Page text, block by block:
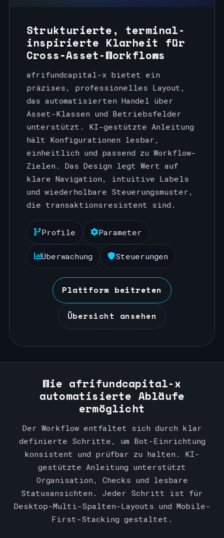
Strukturierte, terminal-
inspirierte Klarheit für
Cross‑Asset-Workflows
afrifundcapital-x bietet ein
präzises, professionelles Layout,
das automatisierten Handel über
Asset-Klassen und Betriebsfelder
unterstützt. KI-gestützte Anleitung
hält Konfigurationen lesbar,
einheitlich und passend zu Workflow-
Zielen. Das Design legt Wert auf
klare Navigation, intuitive Labels
und wiederholbare Steuerungsmuster,
die transaktionsresistent sind.
Profile Parameter
Überwachung Steuerungen
Plattform beitreten
Übersicht ansehen
Wie afrifundcapital-x
automatisierte Abläufe
ermöglicht
Der Workflow entfaltet sich durch klar
definierte Schritte, um Bot-Einrichtung
konsistent und prüfbar zu halten. KI-
gestützte Anleitung unterstützt
Organisation, Checks und lesbare
Statusansichten. Jeder Schritt ist für
Desktop-Multi-Spalten-Layouts und Mobile-
First-Stacking gestaltet.